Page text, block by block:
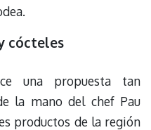
cócteles
una propuesta tan
la mano del chef Pau
productos de la región